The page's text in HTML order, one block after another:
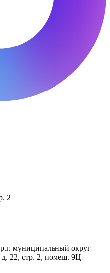
2
муниципальный округ
д. 22, стр. 2, помещ. 9Ц